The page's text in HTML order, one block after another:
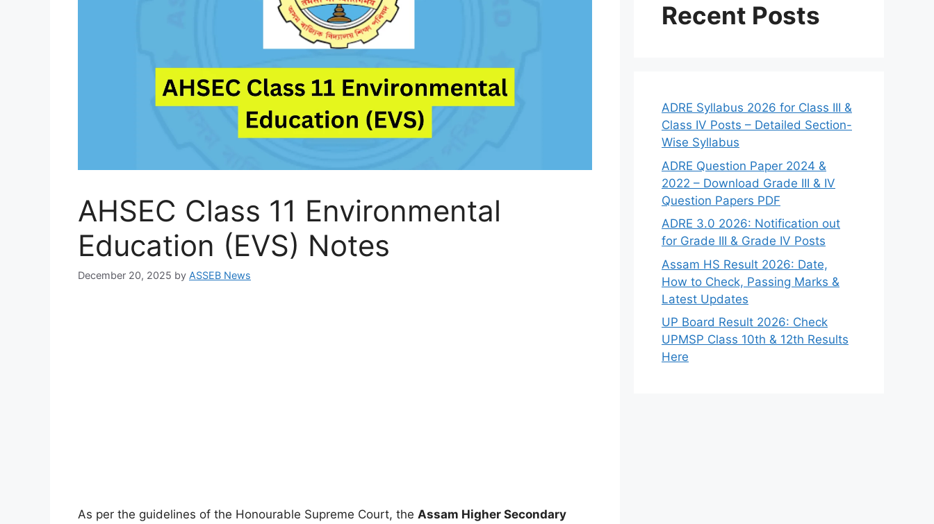
AHSEC Class 11 Environmental
Education (EVS) Notes
December 20, 2025 by ASSEB News
As per the guidelines of the Honourable Supreme Court, the Assam Higher Secondary
Recent Posts
ADRE Syllabus 2026 for Class III &
Class IV Posts – Detailed Section-
Wise Syllabus
ADRE Question Paper 2024 &
2022 – Download Grade III & IV
Question Papers PDF
ADRE 3.0 2026: Notification out
for Grade III & Grade IV Posts
Assam HS Result 2026: Date,
How to Check, Passing Marks &
Latest Updates
UP Board Result 2026: Check
UPMSP Class 10th & 12th Results
Here